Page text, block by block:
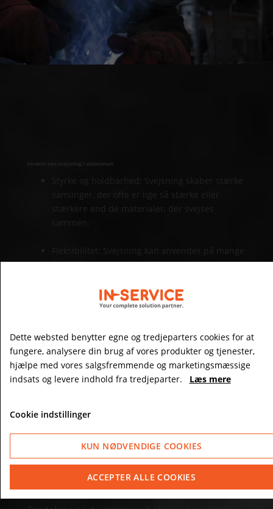
Fordele ved svejsning i aluminium
Styrke og holdbarhed: Svejsning skaber stærke
samlinger, der ofte er lige så stærke eller
stærkere end de materialer, der svejses
sammen.
Fleksibilitet: Svejsning kan anvendes på mange
forskellige materialer, hvilket gør det nyttigt i
Tæthed: Svejsede samlinger er tætte og
rørledninger og beholdere.
Æstetik: Svejsning kan skabe pæne samlinger,
der er vigtige, når udseendet spiller en rolle
hvilket øger produktionshastigheden og
reducerer nedetid.
Lav termisk påvirkning: Moderne teknikker
reducerer varmebelastningen på materialet,
hvilket beskytter varmefølsomme materialer.
Dette websted benytter egne og tredjeparters cookies for at
fungere, analysere din brug af vores produkter og tjenester,
hjælpe med vores salgsfremmende og marketingsmæssige
indsats og levere indhold fra tredjeparter.
Læs mere
Cookie indstillinger
KUN NØDVENDIGE COOKIES
ACCEPTER ALLE COOKIES